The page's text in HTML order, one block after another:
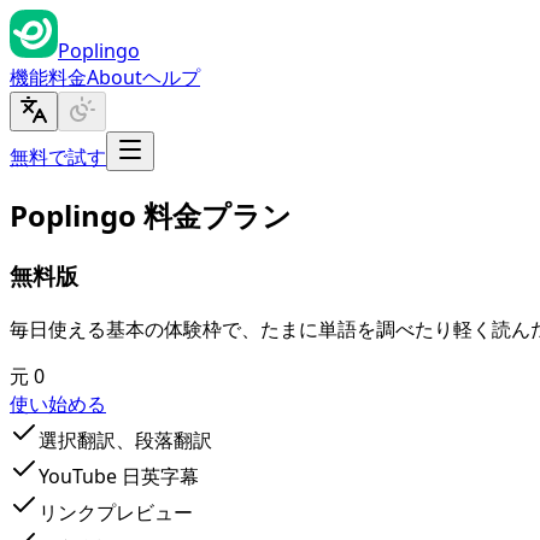
Poplingo
機能料金Aboutヘルプ
無料で試す
Poplingo 料金プラン
無料版
毎日使える基本の体験枠で、たまに単語を調べたり軽く読ん
元 0
使い始める
選択翻訳、段落翻訳
YouTube 日英字幕
リンクプレビュー